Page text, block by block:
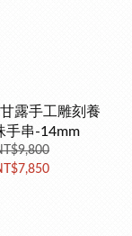
露手工雕刻養
手串-14mm